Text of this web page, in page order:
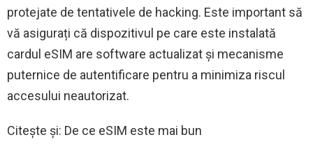
protejate de tentativele de hacking. Este important să
vă asigurați că dispozitivul pe care este instalată
cardul eSIM are software actualizat și mecanisme
puternice de autentificare pentru a minimiza riscul
accesului neautorizat.
Citește și: De ce eSIM este mai bun